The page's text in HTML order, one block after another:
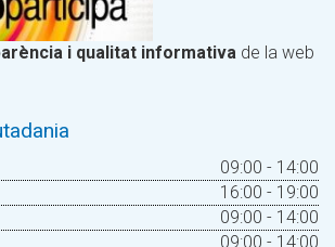
i qualitat informativa de la web
09:00 - 14:00
16:00 - 19:00
09:00 - 14:00
09:00 - 14:00